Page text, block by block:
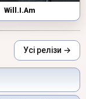
Will.I.Am
Усі релізи →